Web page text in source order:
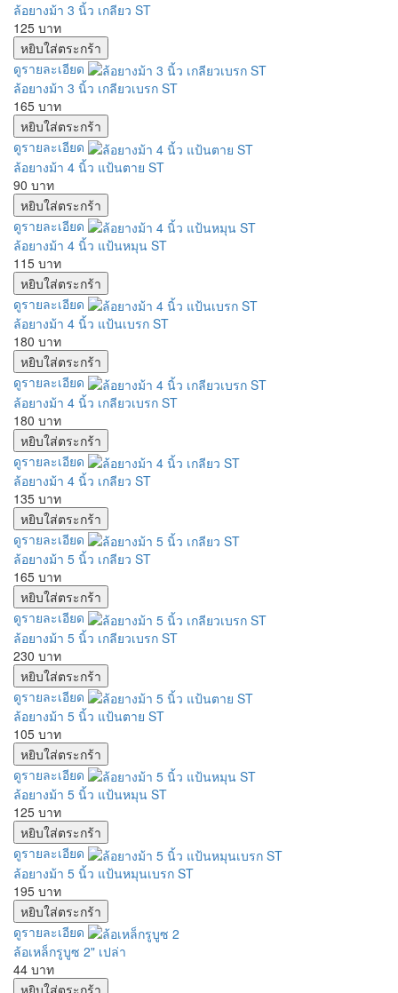
ล้อยางม้า 3 นิ้ว เกลียว ST
125 บาท
ดูรายละเอียด
ล้อยางม้า 3 นิ้ว เกลียวเบรก ST
165 บาท
ดูรายละเอียด
ล้อยางม้า 4 นิ้ว แป้นตาย ST
90 บาท
ดูรายละเอียด
ล้อยางม้า 4 นิ้ว แป้นหมุน ST
115 บาท
ดูรายละเอียด
ล้อยางม้า 4 นิ้ว แป้นเบรก ST
180 บาท
ดูรายละเอียด
ล้อยางม้า 4 นิ้ว เกลียวเบรก ST
180 บาท
ดูรายละเอียด
ล้อยางม้า 4 นิ้ว เกลียว ST
135 บาท
ดูรายละเอียด
ล้อยางม้า 5 นิ้ว เกลียว ST
165 บาท
ดูรายละเอียด
ล้อยางม้า 5 นิ้ว เกลียวเบรก ST
230 บาท
ดูรายละเอียด
ล้อยางม้า 5 นิ้ว แป้นตาย ST
105 บาท
ดูรายละเอียด
ล้อยางม้า 5 นิ้ว แป้นหมุน ST
125 บาท
ดูรายละเอียด
ล้อยางม้า 5 นิ้ว แป้นหมุนเบรก ST
195 บาท
ดูรายละเอียด
ล้อเหล็กรูบูซ 2" เปล่า
44 บาท